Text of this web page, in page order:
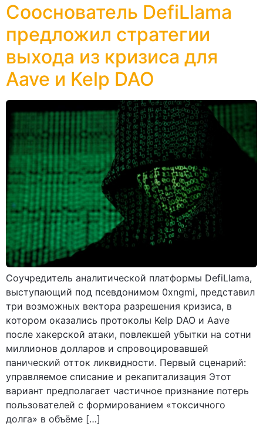
Cооснователь DefiLlama
предложил стратегии
выхода из кризиса для
Aave и Kelp DAO
Соучредитель аналитической платформы DefiLlama,
выступающий под псевдонимом 0xngmi, представил
три возможных вектора разрешения кризиса, в
котором оказались протоколы Kelp DAO и Aave
после хакерской атаки, повлекшей убытки на сотни
миллионов долларов и спровоцировавшей
панический отток ликвидности. Первый сценарий:
управляемое списание и рекапитализация Этот
вариант предполагает частичное признание потерь
пользователей с формированием «токсичного
долга» в объёме […]